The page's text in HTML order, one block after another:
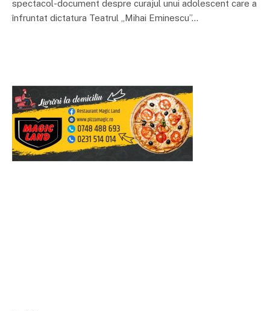
spectacol-document despre curajul unui adolescent care a
înfruntat dictatura Teatrul „Mihai Eminescu”…